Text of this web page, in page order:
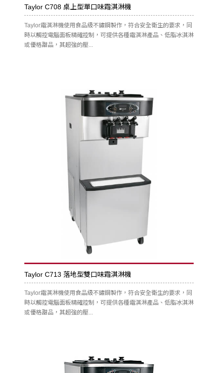
Taylor C708 桌上型單口味霜淇淋機
Taylor霜淇淋機使用食品級不鏽鋼製作，符合安全衛生的要求，同
時以觸控電腦面板精確控制，可提供各種霜淇淋產品、低脂冰淇淋
或優格甜品，其超強的壓...
Taylor C713 落地型雙口味霜淇淋機
Taylor霜淇淋機使用食品級不鏽鋼製作，符合安全衛生的要求，同
時以觸控電腦面板精確控制，可提供各種霜淇淋產品、低脂冰淇淋
或優格甜品，其超強的壓...